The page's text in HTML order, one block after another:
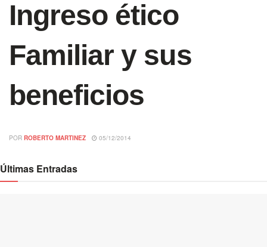
Ingreso ético
Familiar y sus
beneficios
POR ROBERTO MARTINEZ 05/12/2014
Últimas Entradas